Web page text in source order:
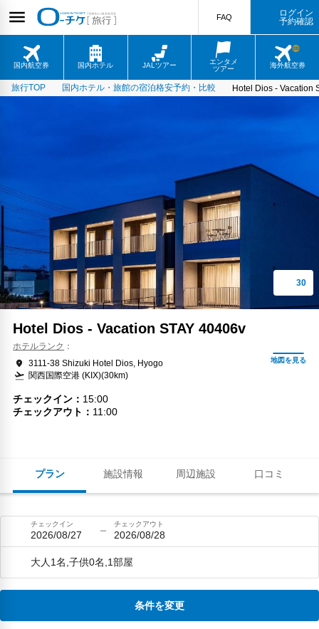
国内航空券 国内ホテル JALツアー
エンタメ
ツアー
海外航空券
FAQ
ログイン
予約確認
旅行TOP 国内ホテル・旅館の宿泊格安予約・比較 Hotel Dios - Vacation
プラン 施設情報 周辺施設 口コミ
Hotel Dios - Vacation STAY 40406v
ホテルランク
3111-38 Shizuki Hotel Dios, Hyogo
関西国際空港 (KIX)(30km)
チェックイン
15:00
チェックアウト
11:00
チェックイン
2026/08/27
チェックアウト
2026/08/28
大人1名,子供0名,1部屋
条件を変更